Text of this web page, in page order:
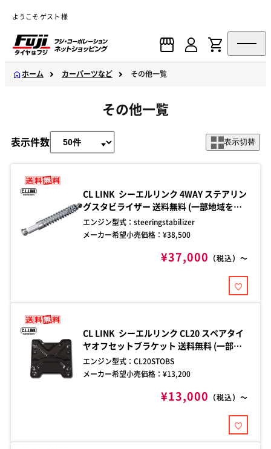
ようこそ ゲスト 様
ホーム カーパーツなど その他一覧
その他一覧
表示件数 表示切替
CL LINK シーエルリンク 4WAY ステアリン
グスタビライザー 送料無料 (一部地域を除
く) 商品コード：steeringstabilizer 低圧
オイルショックアブソーバー / ツインチュ
エンジン型式： steeringstabilizer
メーカー希望小売価格：¥38,500
¥37,000 （税込）～
CL LINK シーエルリンク CL20 スペアタイ
ヤオフセットブラケット 送料無料 (一部地
域を除く) 商品コード：CL20STOBS ■重
量：2.3kg
エンジン型式： CL20STOBS
メーカー希望小売価格：¥13,200
¥13,000 （税込）～